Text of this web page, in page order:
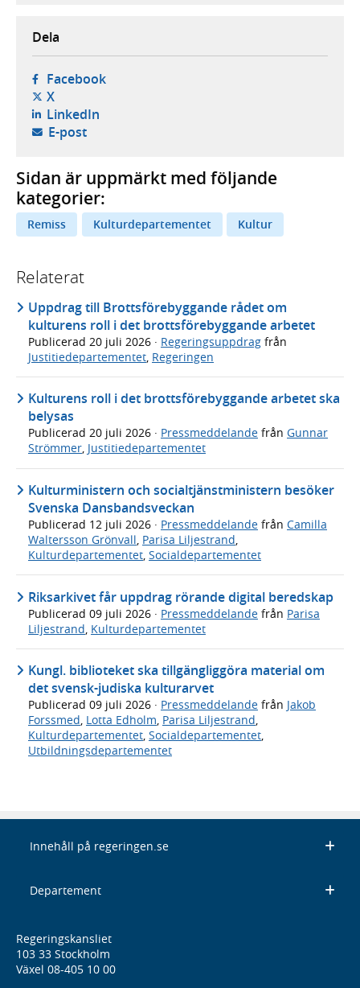
Dela
Facebook- öppnas i ny flik, extern webbplats,
X- öppnas i ny flik, extern webbplats,
LinkedIn- öppnas i ny flik, extern webbplats,
E-post- öppnar din e-postklient,
Sidan är uppmärkt med följande
kategorier:
Remiss Kulturdepartementet Kultur
Relaterat
Uppdrag till Brottsförebyggande rådet om
kulturens roll i det brottsförebyggande arbetet
Publicerad 20 juli 2026 · Regeringsuppdrag från
Justitiedepartementet Regeringen
Kulturens roll i det brottsförebyggande arbetet ska
belysas
Publicerad 20 juli 2026 · Pressmeddelande från Gunnar
Strömmer, Justitiedepartementet
Kulturministern och socialtjänstministern besöker
Svenska Dansbandsveckan
Publicerad 12 juli 2026 · Pressmeddelande från Camilla
Waltersson Grönvall, Parisa Liljestrand,
Kulturdepartementet, Socialdepartementet
Riksarkivet får uppdrag rörande digital beredskap
Publicerad 09 juli 2026 · Pressmeddelande från Parisa
Liljestrand Kulturdepartementet
Kungl. biblioteket ska tillgängliggöra material om
det svensk-judiska kulturarvet
Publicerad 09 juli 2026 · Pressmeddelande från Jakob
Forssmed, Lotta Edholm, Parisa Liljestrand,
Kulturdepartementet, Socialdepartementet,
Utbildningsdepartementet
Innehåll på regeringen.se
Departement
Regeringskansliet
103 33 Stockholm
Växel 08-405 10 00